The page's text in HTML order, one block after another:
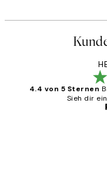
4.4 von 5 Sternen
Sieh dir